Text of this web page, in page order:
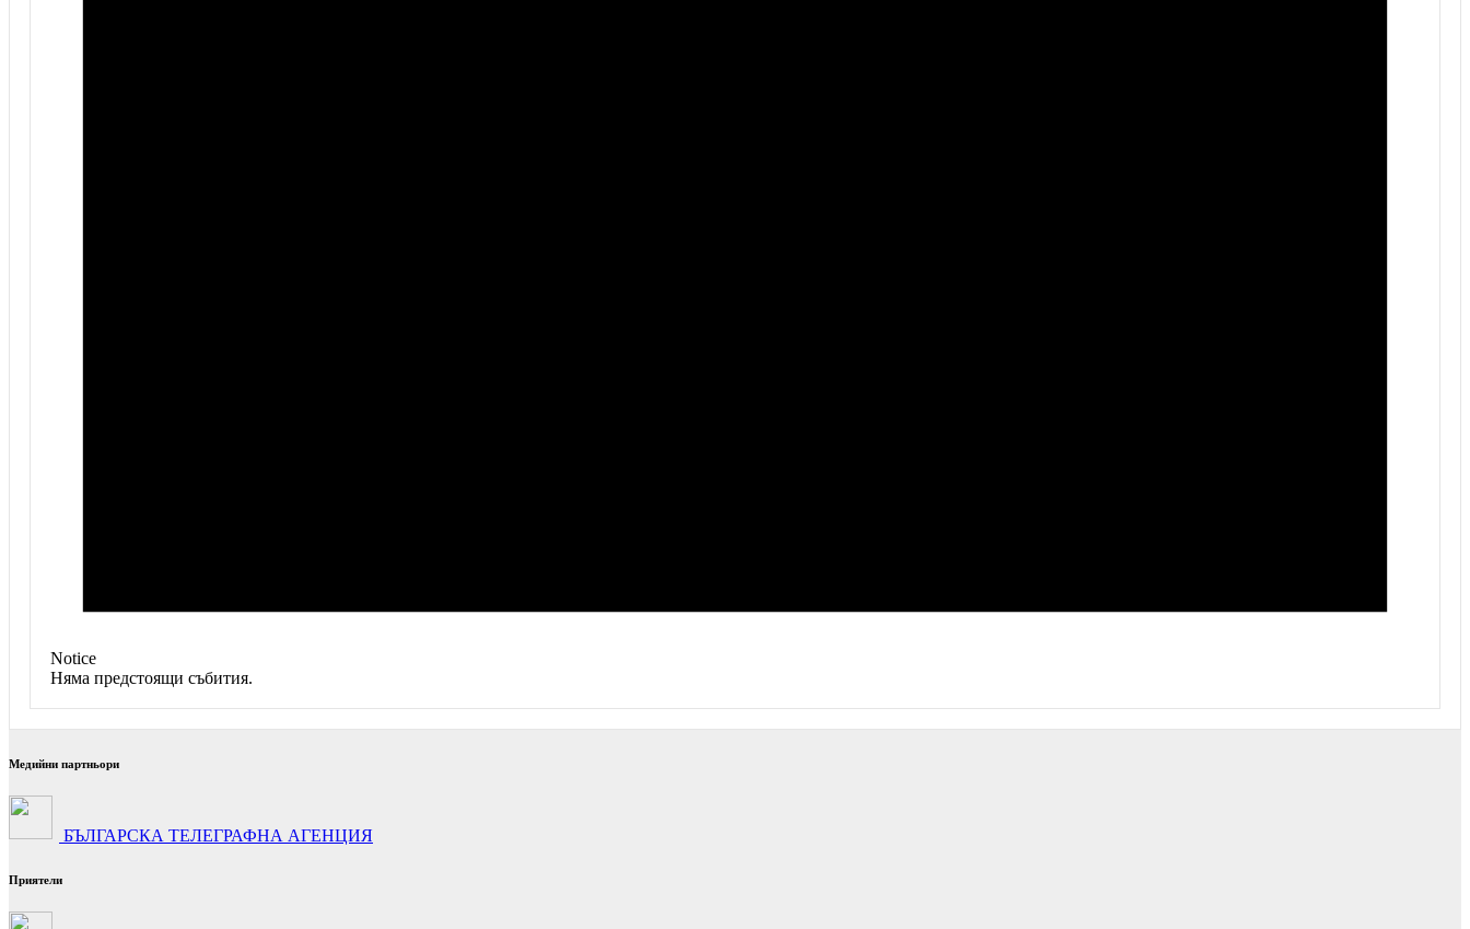
Notice
Няма предстоящи събития.
Медийни партньори
БЪЛГАРСКА ТЕЛЕГРАФНА АГЕНЦИЯ
Приятели